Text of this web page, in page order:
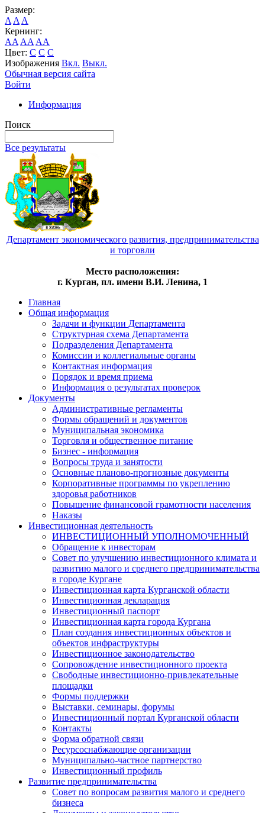
Размер:
A A A
Кернинг:
AA AA AA
Цвет: C C C
Изображения Вкл. Выкл.
Обычная версия сайта
Войти
Информация
Поиск
Все результаты
Департамент экономического развития, предпринимательства
и торговли
Место расположения:
г. Курган, пл. имени В.И. Ленина, 1
Главная
Общая информация
Задачи и функции Департамента
Структурная схема Департамента
Подразделения Департамента
Комиссии и коллегиальные органы
Контактная информация
Порядок и время приема
Информация о результатах проверок
Документы
Административные регламенты
Формы обращений и документов
Муниципальная экономика
Торговля и общественное питание
Бизнес - информация
Вопросы труда и занятости
Основные планово-прогнозные документы
Корпоративные программы по укреплению
здоровья работников
Повышение финансовой грамотности населения
Наказы
Инвестиционная деятельность
ИНВЕСТИЦИОННЫЙ УПОЛНОМОЧЕННЫЙ
Обращение к инвесторам
Совет по улучшению инвестиционного климата и
развитию малого и среднего предпринимательства
в городе Кургане
Инвестиционная карта Курганской области
Инвестиционная декларация
Инвестиционный паспорт
Инвестиционная карта города Кургана
План создания инвестиционных объектов и
объектов инфраструктуры
Инвестиционное законодательство
Сопровождение инвестиционного проекта
Свободные инвестиционно-привлекательные
площадки
Формы поддержки
Выставки, семинары, форумы
Инвестиционный портал Курганской области
Контакты
Форма обратной связи
Ресурсоснабжающие организации
Муниципально-частное партнерство
Инвестиционный профиль
Развитие предпринимательства
Совет по вопросам развития малого и среднего
бизнеса